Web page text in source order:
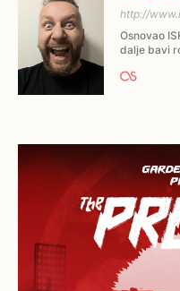
http://
Osnovao
dalje bavi